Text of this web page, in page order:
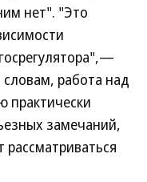
нет". "Это
работа над
практически
замечаний,
рассматриваться